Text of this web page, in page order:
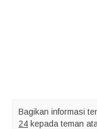
Bagikan informasi
24 kepada teman